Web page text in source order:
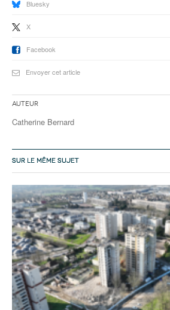
Bluesky
X
Facebook
Envoyer cet article
Auteur
Catherine Bernard
SUR LE MÊME SUJET